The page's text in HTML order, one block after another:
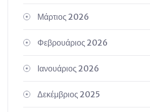
Μάρτιος 2026
Φεβρουάριος 2026
Ιανουάριος 2026
Δεκέμβριος 2025